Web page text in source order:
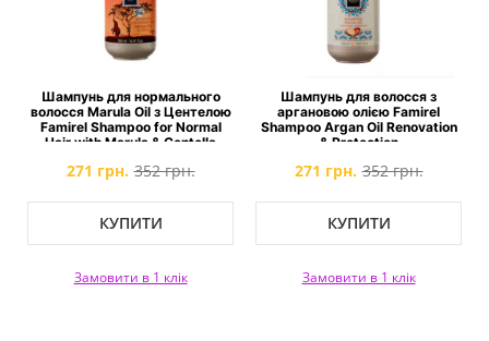
Шампунь для нормального
волосся Marula Oil з Центелою
Famirel Shampoo for Normal
Hair with Marula & Centella
271 грн. 352 грн.
КУПИТИ
Замовити в 1 клік
Шампунь для волосся з
аргановою олією Famirel
Shampoo Argan Oil Renovation
& Protection
271 грн. 352 грн.
КУПИТИ
Замовити в 1 клік